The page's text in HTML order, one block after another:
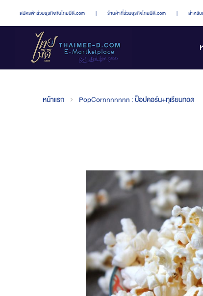
สมัครเข้าร่วมธุรกิจกับไทยมีดี.com | ร้านค้าที่ร่วมธุรกิจไทยมีดี.com | สำหรั
หน้าแรก PopCornnnnnnn : ป็อปคอร์น+ทุเรียนทอด